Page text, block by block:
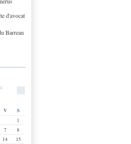
d'avocat
Barreau
V
S
1
7
8
14
15